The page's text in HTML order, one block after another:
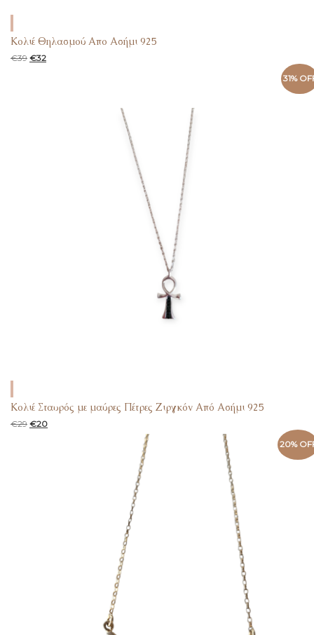
Κολιέ Θηλασμού Απο Ασήμι 925
€39 €32
31%
Κολιέ Σταυρός με μαύρες Πέτρες Ζιργκόν Από Ασήμι 925
€29 €20
20%